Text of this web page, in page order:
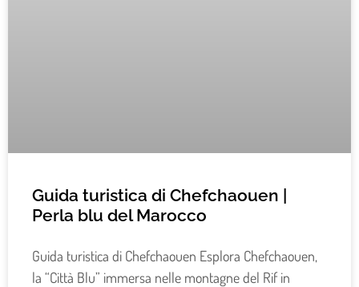
Guida turistica di Chefchaouen |
Perla blu del Marocco
Guida turistica di Chefchaouen Esplora Chefchaouen,
la “Città Blu” immersa nelle montagne del Rif in